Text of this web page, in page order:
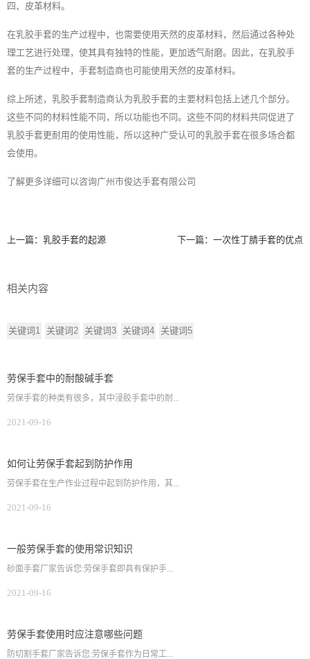
四、皮革材料。
在乳胶手套的生产过程中，也需要使用天然的皮革材料，然后通过各种处
理工艺进行处理，使其具有独特的性能，更加透气耐磨。因此，在乳胶手
套的生产过程中，手套制造商也可能使用天然的皮革材料。
综上所述，乳胶手套制造商认为乳胶手套的主要材料包括上述几个部分。
这些不同的材料性能不同，所以功能也不同。这些不同的材料共同促进了
乳胶手套更耐用的使用性能，所以这种广受认可的乳胶手套在很多场合都
会使用。
了解更多详细可以咨询广州市俊达手套有限公司
上一篇： 乳胶手套的起源 下一篇： 一次性丁腈手套的优点
相关内容
关键词1 关键词2 关键词3 关键词4 关键词5
劳保手套中的耐酸碱手套
劳保手套的种类有很多，其中浸胶手套中的耐...
2021-09-16
如何让劳保手套起到防护作用
劳保手套在生产作业过程中起到防护作用，其...
2021-09-16
一般劳保手套的使用常识知识
砂面手套厂家告诉您:劳保手套即具有保护手...
2021-09-16
劳保手套使用时应注意哪些问题
防切割手套厂家告诉您:劳保手套作为日常工...